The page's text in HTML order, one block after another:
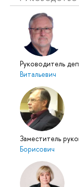
Руководитель
Витальевич
Заместитель
Борисович